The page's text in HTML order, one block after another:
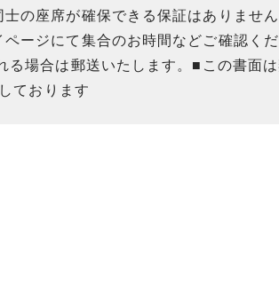
の座席が確保できる保証はありませ
ージにて集合のお時間などご確認く
る場合は郵送いたします。■この書面
ております